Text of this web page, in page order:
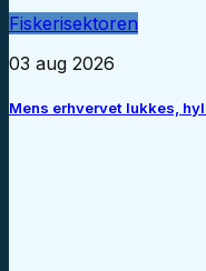
Fiskerisektoren
03 aug 2026
Mens erhvervet lukkes,